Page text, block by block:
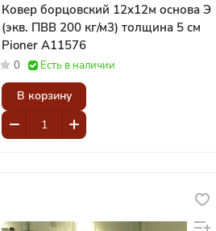
Ковер борцовский 12х12м основа Э
(экв. ПВВ 200 кг/м3) толщина 5 см
Pioner A11576
0 Есть в наличии
В корзину